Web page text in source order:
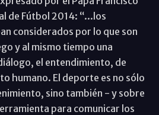
de Fútbol 2014: “...los
considerados por lo que son
y al mismo tiempo una
el entendimiento, de
humano. El deporte es no sólo
sino también - y sobre
para comunicar los